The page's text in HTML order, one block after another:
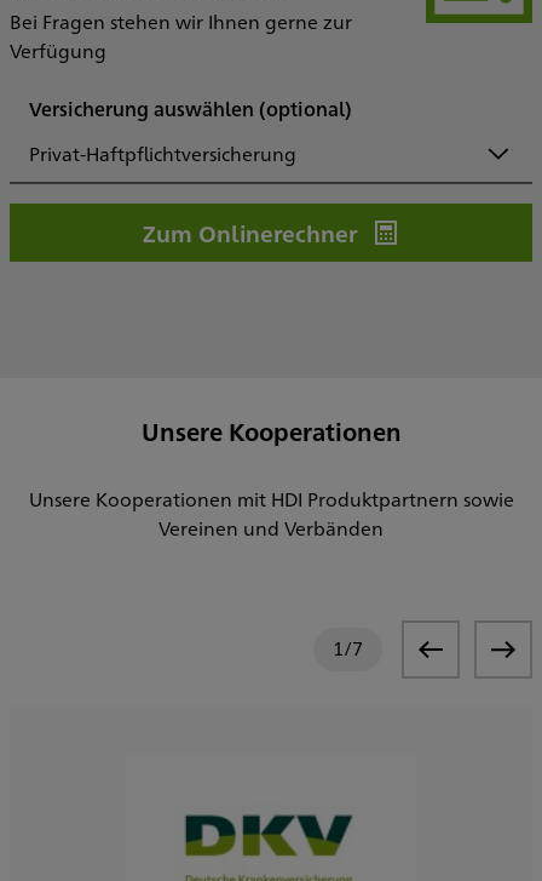
Bei Fragen stehen wir Ihnen gerne zur
Verfügung
Versicherung auswählen (optional)
Privat-Haftpflichtversicherung
Zum Onlinerechner
Unsere Kooperationen
Unsere Kooperationen mit HDI Produktpartnern sowie
Vereinen und Verbänden
1/7